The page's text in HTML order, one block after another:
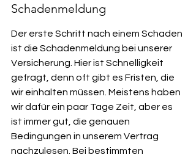
Schadenmeldung
Der erste Schritt nach einem Schaden
ist die Schadenmeldung bei unserer
Versicherung. Hier ist Schnelligkeit
gefragt, denn oft gibt es Fristen, die
wir einhalten müssen. Meistens haben
wir dafür ein paar Tage Zeit, aber es
ist immer gut, die genauen
Bedingungen in unserem Vertrag
nachzulesen. Bei bestimmten